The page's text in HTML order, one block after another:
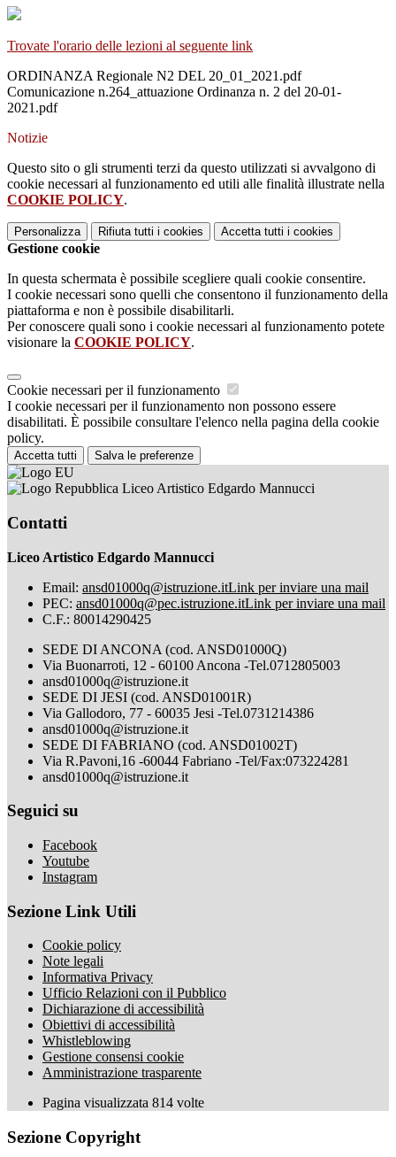
Trovate l'orario delle lezioni al seguente link
ORDINANZA Regionale N2 DEL 20_01_2021.pdf
Comunicazione n.264_attuazione Ordinanza n. 2 del 20-01-
2021.pdf
Notizie
Questo sito o gli strumenti terzi da questo utilizzati si avvalgono di
cookie necessari al funzionamento ed utili alle finalità illustrate nella
COOKIE POLICY.
Personalizza Rifiuta tutti i cookies Accetta tutti i cookies
Gestione cookie
In questa schermata è possibile scegliere quali cookie consentire.
I cookie necessari sono quelli che consentono il funzionamento della
piattaforma e non è possibile disabilitarli.
Per conoscere quali sono i cookie necessari al funzionamento potete
visionare la COOKIE POLICY.
Cookie necessari per il funzionamento
I cookie necessari per il funzionamento non possono essere
disabilitati. È possibile consultare l'elenco nella pagina della cookie
policy.
Accetta tutti Salva le preferenze
Liceo Artistico Edgardo Mannucci
Contatti
Liceo Artistico Edgardo Mannucci
Email: ansd01000q@istruzione.itLink per inviare una mail
PEC: ansd01000q@pec.istruzione.itLink per inviare una mail
C.F.: 80014290425
SEDE DI ANCONA (cod. ANSD01000Q)
Via Buonarroti, 12 - 60100 Ancona -Tel.0712805003
ansd01000q@istruzione.it
SEDE DI JESI (cod. ANSD01001R)
Via Gallodoro, 77 - 60035 Jesi -Tel.0731214386
ansd01000q@istruzione.it
SEDE DI FABRIANO (cod. ANSD01002T)
Via R.Pavoni,16 -60044 Fabriano -Tel/Fax:073224281
ansd01000q@istruzione.it
Seguici su
Facebook
Youtube
Instagram
Sezione Link Utili
Cookie policy
Note legali
Informativa Privacy
Ufficio Relazioni con il Pubblico
Dichiarazione di accessibilità
Obiettivi di accessibilità
Whistleblowing
Gestione consensi cookie
Amministrazione trasparente
Pagina visualizzata 814 volte
Sezione Copyright